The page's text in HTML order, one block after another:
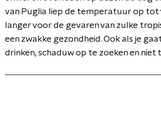
van Puglia liep de temperatuur op tot
langer voor de gevaren van zulke
een zwakke gezondheid. Ook als je
drinken, schaduw op te zoeken en niet